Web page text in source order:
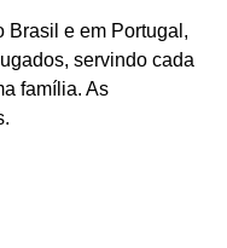
Brasil e em Portugal,
servindo cada
família. As